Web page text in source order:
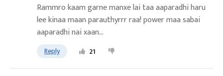
Rammro kaam garne manxe lai taa aaparadhi haru
lee kinaa maan parauthyrrr raa! power maa sabai
aaparadhi nai xaan...
Reply 21